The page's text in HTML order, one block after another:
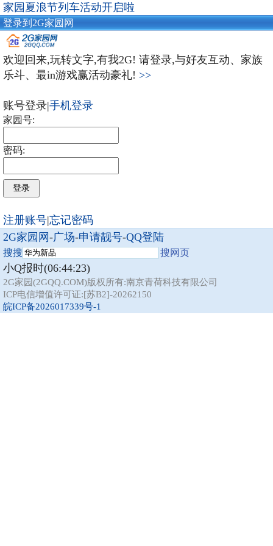
家园夏浪节列车活动开启啦
登录到2G家园网
欢迎回来,玩转文字,有我2G! 请登录,与好友互动、家族
乐斗、最in游戏赢活动豪礼! >>
账号登录|手机登录
家园号:
密码:
注册账号|忘记密码
2G家园网-广场-申请靓号-QQ登陆
搜搜 搜网页
小Q报时(06:44:23)
2G家园(2GQQ.COM)版权所有:南京青荷科技有限公司
ICP电信增值许可证:[苏B2]-20262150
皖ICP备2026017339号-1